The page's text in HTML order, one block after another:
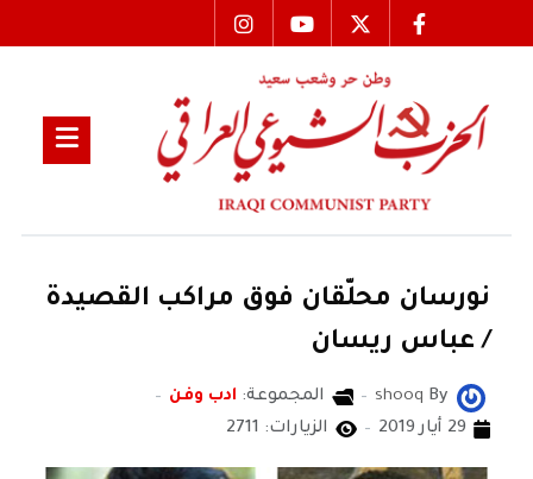
نورسان محلّقان فوق مراكب القصيدة
/ عباس ريسان
By
shooq المجموعة: ادب وفن
29 أيار 2019
الزيارات: 2711